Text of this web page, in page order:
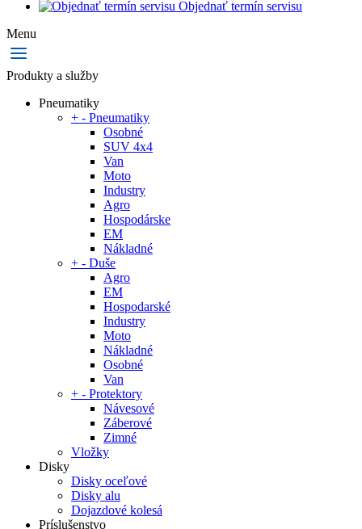
Objednať termín servisu
Menu
Produkty a služby
Pneumatiky
+ - Pneumatiky
Osobné
SUV 4x4
Van
Moto
Industry
Agro
Hospodárske
EM
Nákladné
+ - Duše
Agro
EM
Hospodarské
Industry
Moto
Nákladné
Osobné
Van
+ - Protektory
Návesové
Záberové
Zimné
Vložky
Disky
Disky oceľové
Disky alu
Dojazdové kolesá
Príslušenstvo